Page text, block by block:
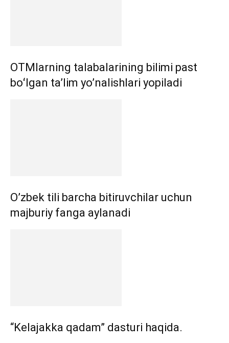
OTMlarning talabalarining bilimi past
boʻlgan ta’lim yo’nalishlari yopiladi
O’zbek tili barcha bitiruvchilar uchun
majburiy fanga aylanadi
“Kelajakka qadam” dasturi haqida.